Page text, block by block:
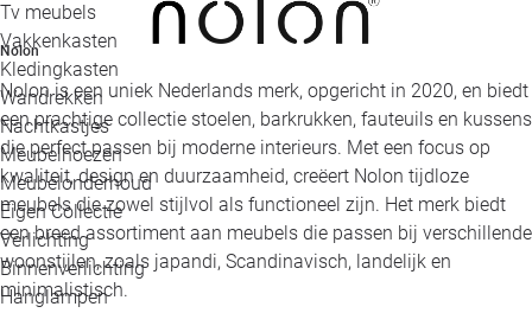
Tv meubels
Vakkenkasten
Kledingkasten
Wandrekken
Nachtkastjes
Meubelhoezen
Meubelonderhoud
Eigen Collectie
Verlichting
Binnenverlichting
Hanglampen
Nolon
Nolon is een uniek Nederlands merk, opgericht in 2020, en biedt
een prachtige collectie stoelen, barkrukken, fauteuils en kussens
die perfect passen bij moderne interieurs. Met een focus op
kwaliteit, design en duurzaamheid, creëert Nolon tijdloze
meubels die zowel stijlvol als functioneel zijn. Het merk biedt
een breed assortiment aan meubels die passen bij verschillende
woonstijlen, zoals japandi, Scandinavisch, landelijk en
minimalistisch.